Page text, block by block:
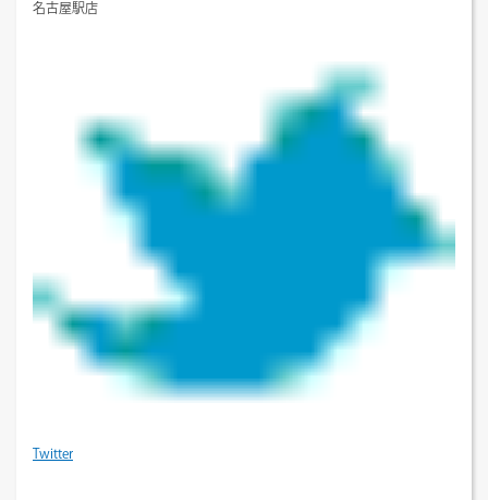
名古屋駅店
Twitter